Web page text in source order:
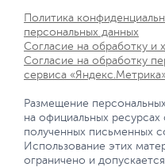
Политика
персональных данных
Согласие на обработку и
Согласие на обработку
сервиса
Размещение
на официальных
полученных письменных
Использование этих
ограничено и